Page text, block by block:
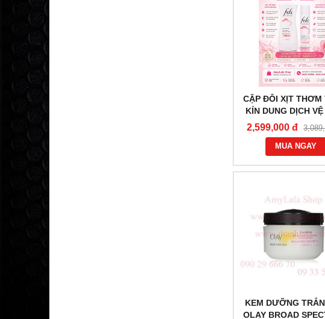
CẶP ĐÔI XỊT THƠM
KÍN DUNG DỊCH
PHỤ NỮ DỊU NHẸ
FEMININE BABY
0858193968 -
2,599,000 đ
MUA NGAY
KEM DƯỠNG
OLAY BROAD